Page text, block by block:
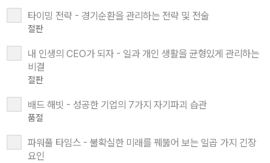
타이밍 전략 - 경기순환을 관리하는 전략 및 전술
절판
내 인생의 CEO가 되자 - 일과 개인 생활을 균형있게 관리하는
비결
절판
배드 해빗 - 성공한 기업의 7가지 자기파괴 습관
품절
파워풀 타임스 - 불확실한 미래를 꿰뚫어 보는 일곱 가지 긴장
요인